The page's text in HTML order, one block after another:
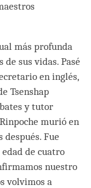
más profunda
sus vidas. Pasé
en inglés,
Tsenshap
y tutor
murió en
después. Fue
de cuatro
nuestro
volvimos a